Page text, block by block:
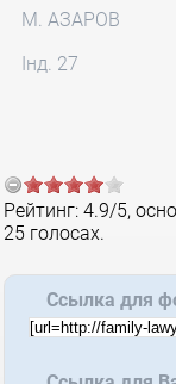
М. АЗАРОВ
Інд. 27
Рейтинг: 4.9/5,
25 голосах.
Ссылка для